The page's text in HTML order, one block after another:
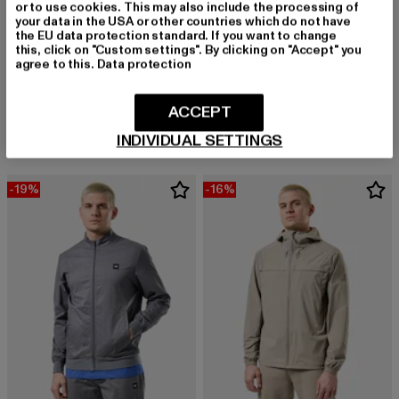
TECHNICIAN FACE MASK JACKET
Derzeitiger Preis: 101,99 EURAktionspreis: 119,99 EUR
VINNIE OVER SHIRT
119,99 EUR
Derzeitiger Preis: 119,99 EUR
-19% -16%
or to use cookies. This may also include the processing of
your data in the USA or other countries which do not have
the EU data protection standard. If you want to change
this, click on "Custom settings". By clicking on "Accept" you
agree to this. Data protection
INDIVIDUAL SETTINGS
ACCEPT